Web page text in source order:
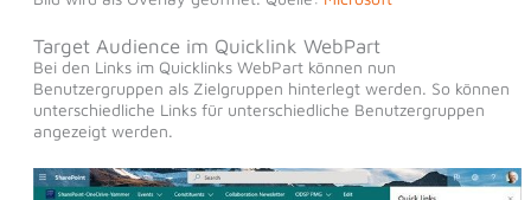
Target Audience im Quicklink WebPart
Bei den Links im Quicklinks WebPart können nun
Benutzergruppen als Zielgruppen hinterlegt werden. So können
unterschiedliche Links für unterschiedliche Benutzergruppen
angezeigt werden.